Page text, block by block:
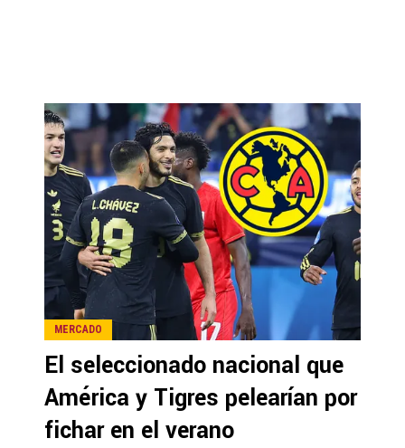
MERCADO
El seleccionado nacional que
América y Tigres pelearían por
fichar en el verano